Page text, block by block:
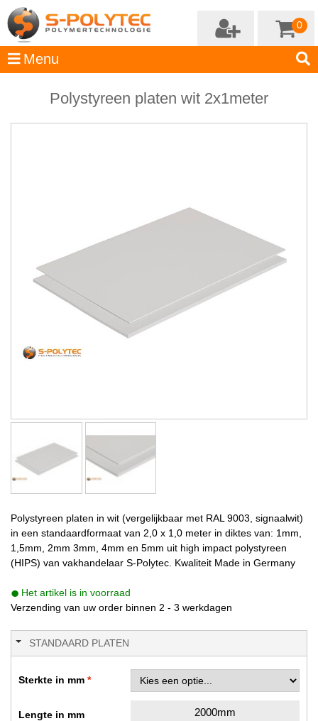
0
Polystyreen platen wit 2x1meter
Polystyreen platen in wit (vergelijkbaar met RAL 9003, signaalwit)
in een standaardformaat van 2,0 x 1,0 meter in diktes van: 1mm,
1,5mm, 2mm 3mm, 4mm en 5mm uit high impact polystyreen
(HIPS) van vakhandelaar S-Polytec. Kwaliteit Made in Germany
Het artikel is in voorraad
Verzending van uw order binnen 2 - 3 werkdagen
STANDAARD PLATEN
Sterkte in mm
Lengte in mm 2000mm